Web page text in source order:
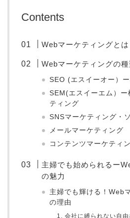
Contents
Webマーケティングとは
Webマーケティングの
SEO (エスイーオー）
SEM(エスイーエム）ー
ティング
SNSマーケティング・
メールマーケティング
コンテンツマーケティ
主婦でも始められるー
の魅力
主婦でも輝ける！Web
の理由
1. 会社に縛られない自